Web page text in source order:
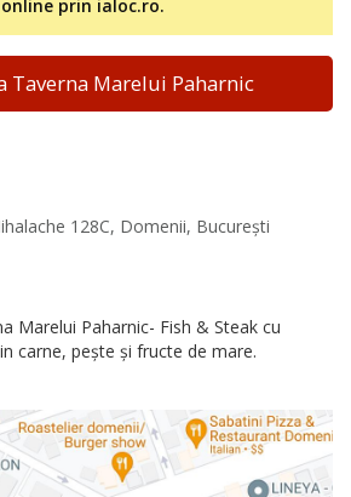
prin ialoc.ro.
Taverna Marelui Paharnic
128C, Domenii, București
Marelui Paharnic- Fish & Steak cu
carne, pește și fructe de mare.